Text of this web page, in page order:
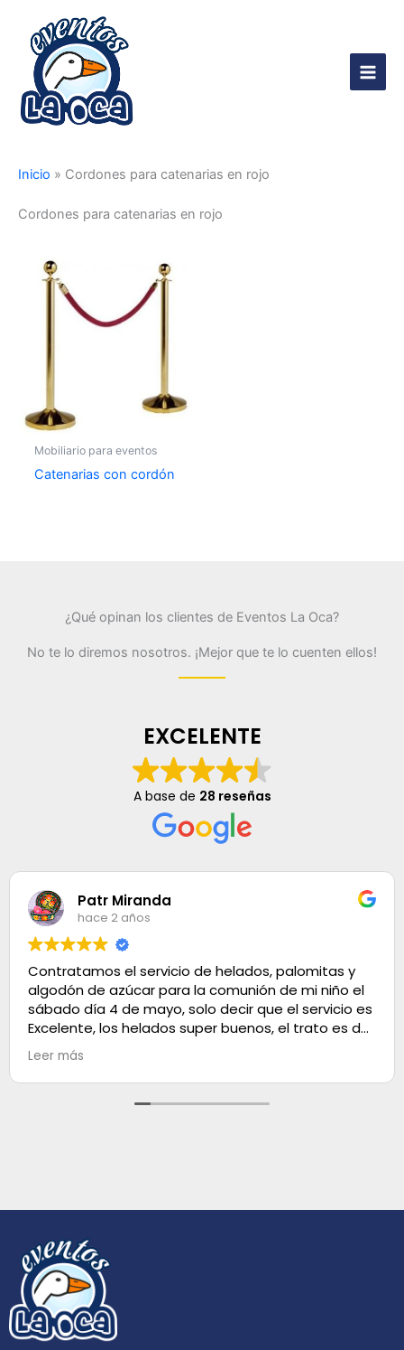
contenido
Main
Inicio » Cordones para catenarias en rojo
Cordones para catenarias en rojo
Mobiliario para eventos
Catenarias con cordón
¿Qué opinan los clientes de Eventos La Oca?
No te lo diremos nosotros. ¡Mejor que te lo cuenten ellos!
EXCELENTE
A base de 28 reseñas
Patr Miranda
hace 2 años
Contratamos el servicio de helados, palomitas y
algodón de azúcar para la comunión de mi niño el
sábado día 4 de mayo, solo decir que el servicio es
Excelente, los helados super buenos, el trato es de
100. Muchas gracias
Leer más